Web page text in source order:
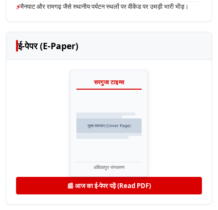
⚡मैनपाट और रामगढ़ जैसे स्थानीय पर्यटन स्थलों पर वीकेंड पर उमड़ी भारी भीड़।
ई-पेपर (E-Paper)
सरगुजा टाइम्स
मुख्य समाचार (Cover Page)
अंबिकापुर संस्करण
📰 आज का ई-पेपर पढ़ें (Read PDF)